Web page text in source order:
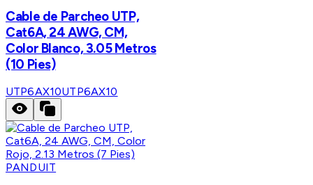
Cable de Parcheo UTP,
Cat6A, 24 AWG, CM,
Color Blanco, 3.05 Metros
(10 Pies)
UTP6AX10UTP6AX10
PANDUIT